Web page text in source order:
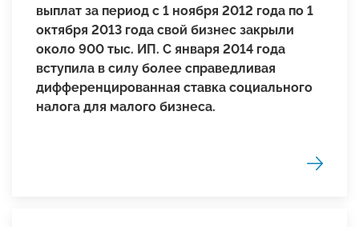
выплат за период с 1 ноября 2012 года по 1
октября 2013 года свой бизнес закрыли
около 900 тыс. ИП. С января 2014 года
вступила в силу более справедливая
дифференцированная ставка социального
налога для малого бизнеса.